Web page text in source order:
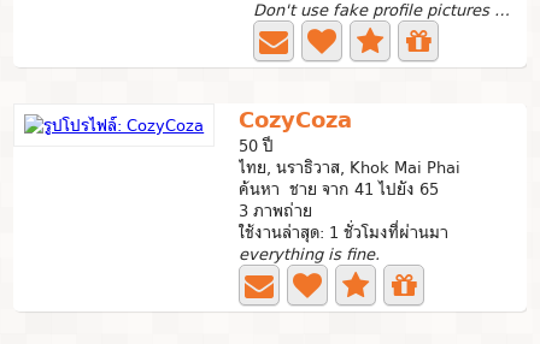
Don't use fake profile pictures to make yourself look...
CozyCoza
50 ปี
ไทย, นราธิวาส, Khok Mai Phai
ค้นหา ชาย จาก 41 ไปยัง 65
3 ภาพถ่าย
ใช้งานล่าสุด: 1 ชั่วโมงที่ผ่านมา
everything is fine.